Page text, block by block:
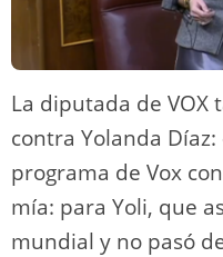
La diputada de
contra Yolanda
programa de Vox
mía: para Yoli, que
mundial y no pasó